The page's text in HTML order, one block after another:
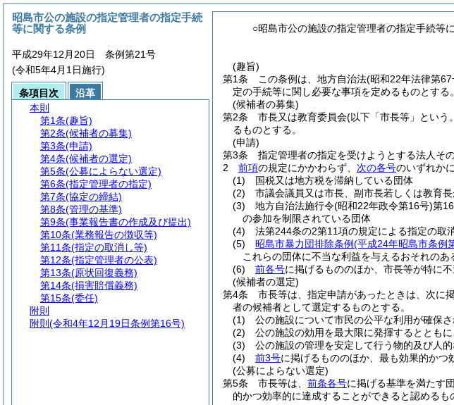
○昭島市公の施設の指定管理者の指定手続等
(趣旨)
第1条
この条例は、地方自治法(昭和22年法律第
定の手続等に関し必要な事項を定めるものとする。
(候補者の募集)
第2条
市長又は教育委員会(以下「市長等」という
るものとする。
(申請)
第3条
指定管理者の指定を受けようとする法人そ
2
前項の規定にかかわらず、 次の各号のいずれか
(1)
国税又は地方税を滞納している団体
(2)
市議会議員又は市長、副市長若しくは教育
(3)
地方自治法施行令(昭和22年政令第16号)第
の参加を制限されている団体
(4)
法第244条の2第11項の規定による指定の取
(5)
昭島市暴力団排除条例(平成24年昭島市条例
これらの団体に不当な利益を与えるおそれのあ
(6)
前各号に掲げるもののほか、市長等が特に
(候補者の選定)
第4条
市長等は、指定申請があったときは、次に
者の候補者として選定するものとする。
(1)
公の施設について市民の公平な利用が確保さ
(2)
公の施設の効用を最大限に発揮するととも
(3)
公の施設の管理を安定して行う物的及び人的
(4)
前3号に掲げるもののほか、最も効果的かつ
(公募によらない選定)
第5条
市長等は、 前条各号に掲げる基準を満たす
的かつ効率的に達成することができると認めるも
昭島市公の施設の指定管理者の指定手続
等に関する条例
平成29年12月20日 条例第21号
(令和5年4月1日施行)
条項目次
沿革
本則
第1条(趣旨)
第2条(候補者の募集)
第3条(申請)
第4条(候補者の選定)
第5条(公募によらない選定)
第6条(指定管理者の指定)
第7条(協定の締結)
第8条(管理の基準)
第9条(事業報告書の作成及び提出)
第10条(業務報告の徴収等)
第11条(指定の取消し等)
第12条(指定管理者の公表)
第13条(原状回復義務)
第14条(損害賠償義務)
第15条(委任)
附則
附則 (令和4年12月19日条例第16号)